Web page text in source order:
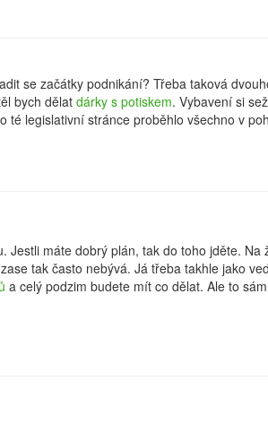
se začátky podnikání? Třeba taková
bych dělat dárky s potiskem. Vybavení si
té legislativní stránce proběhlo všechno v
Jestli máte dobrý plán, tak do toho jděte. Na
tak často nebývá. Já třeba takhle jako
a celý podzim budete mít co dělat. Ale to